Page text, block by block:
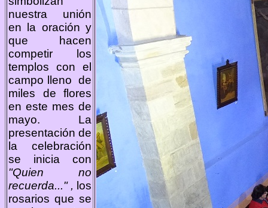
nuestra unión
en la oración y
que hacen
competir los
templos con el
campo lleno de
miles de flores
en este mes de
mayo. La
presentación de
la celebración
se inicia con
"Quien no
recuerda..." , los
rosarios que se